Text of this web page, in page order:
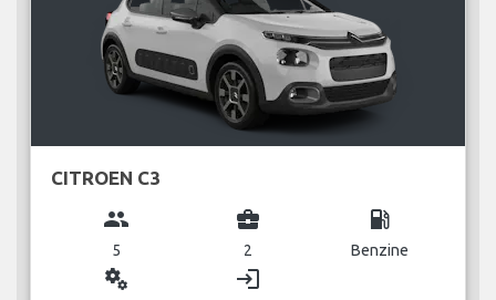
CITROEN C3
group
5
business_center
2
local_gas_station
Benzine
miscellaneous_services login